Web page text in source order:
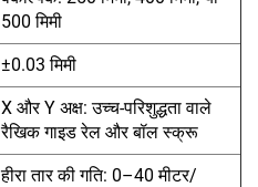
500 मिमी
±0.03 मिमी
X और Y अक्ष: उच्च-परिशुद्धता वाले
रैखिक गाइड रेल और बॉल स्क्रू
हीरा तार की गति: 0–40 मीटर/